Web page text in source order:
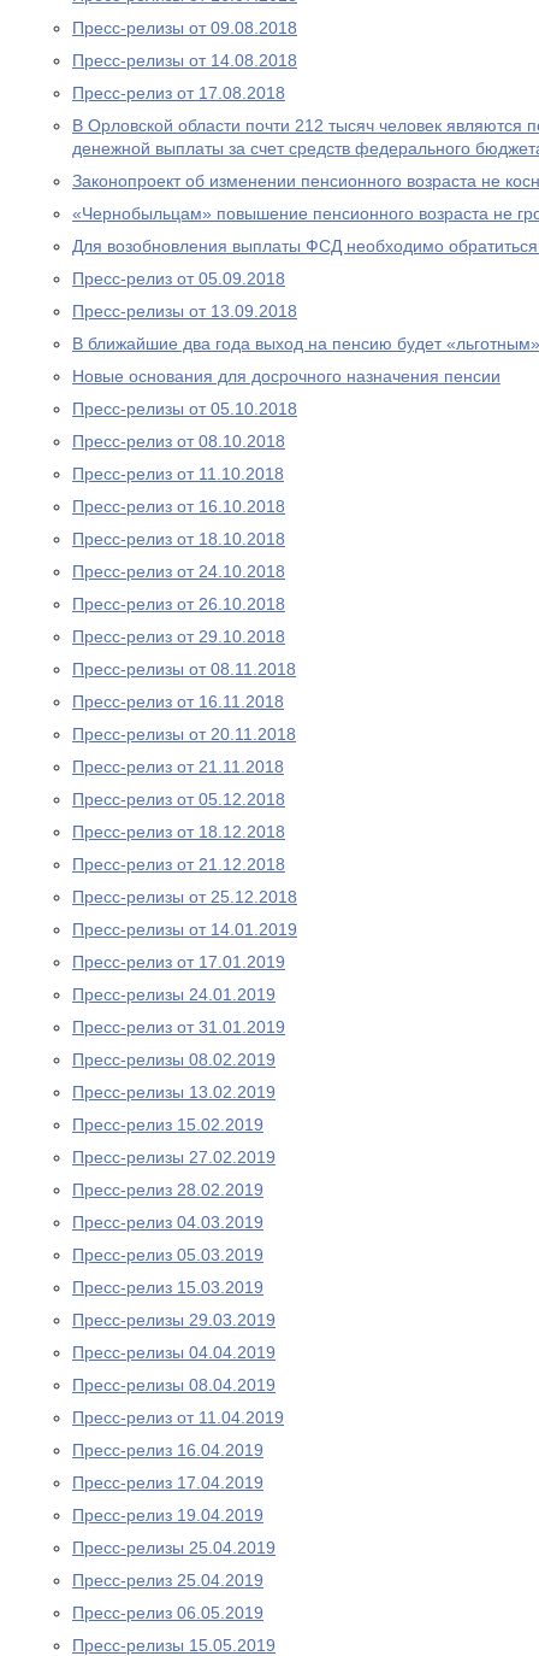
Пресс-релизы от 09.08.2018
Пресс-релизы от 14.08.2018
Пресс-релиз от 17.08.2018
В Орловской области почти 212 тысяч человек являются
денежной выплаты за счет средств федерального
Законопроект об изменении пенсионного возраста не
«Чернобыльцам» повышение пенсионного возраста не
Для возобновления выплаты ФСД необходимо
Пресс-релиз от 05.09.2018
Пресс-релизы от 13.09.2018
В ближайшие два года выход на пенсию будет «льготным»
Новые основания для досрочного назначения пенсии
Пресс-релизы от 05.10.2018
Пресс-релиз от 08.10.2018
Пресс-релиз от 11.10.2018
Пресс-релиз от 16.10.2018
Пресс-релиз от 18.10.2018
Пресс-релиз от 24.10.2018
Пресс-релиз от 26.10.2018
Пресс-релиз от 29.10.2018
Пресс-релизы от 08.11.2018
Пресс-релиз от 16.11.2018
Пресс-релизы от 20.11.2018
Пресс-релиз от 21.11.2018
Пресс-релиз от 05.12.2018
Пресс-релиз от 18.12.2018
Пресс-релиз от 21.12.2018
Пресс-релизы от 25.12.2018
Пресс-релизы от 14.01.2019
Пресс-релиз от 17.01.2019
Пресс-релизы 24.01.2019
Пресс-релиз от 31.01.2019
Пресс-релизы 08.02.2019
Пресс-релизы 13.02.2019
Пресс-релиз 15.02.2019
Пресс-релизы 27.02.2019
Пресс-релиз 28.02.2019
Пресс-релиз 04.03.2019
Пресс-релиз 05.03.2019
Пресс-релиз 15.03.2019
Пресс-релизы 29.03.2019
Пресс-релизы 04.04.2019
Пресс-релизы 08.04.2019
Пресс-релиз от 11.04.2019
Пресс-релиз 16.04.2019
Пресс-релиз 17.04.2019
Пресс-релиз 19.04.2019
Пресс-релизы 25.04.2019
Пресс-релиз 25.04.2019
Пресс-релиз 06.05.2019
Пресс-релизы 15.05.2019